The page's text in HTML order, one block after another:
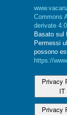
Commons
derivate
Basato sul
Permessi
possono
https://
Privacy
IT
Privacy